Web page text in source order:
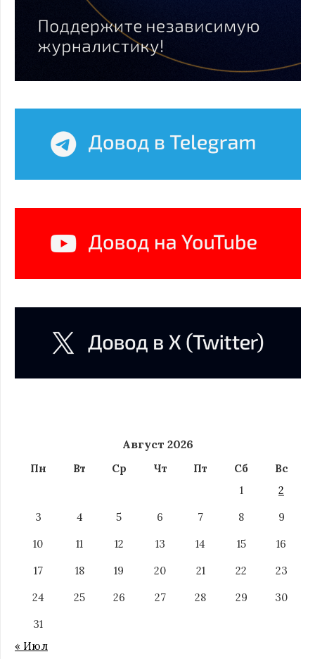
Август 2026
Пн Вт Ср Чт Пт Сб
Вс
1
2
3
4 5 6 7 8
9
10
11 12 13 14 15
16
17
18 19 20 21 22
23
24
25 26 27 28 29
30
31
« Июл